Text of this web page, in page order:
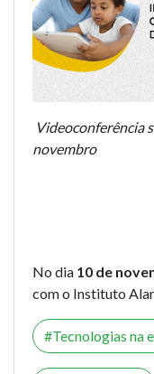
Videoconferência
novembro
No dia 10 de
com o Instituto
Tecnologias na